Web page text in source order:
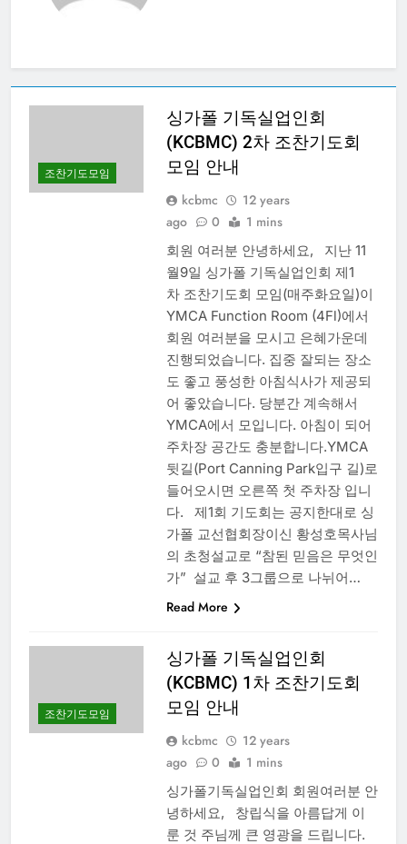
1 Year Ago
조찬기도모임
싱가폴 기독실업인회
(KCBMC) 2차 조찬기도회
모임 안내
kcbmc
12 years
ago
0 1 mins
회원 여러분 안녕하세요, 지난 11
월9일 싱가폴 기독실업인회 제1
차 조찬기도회 모임(매주화요일)이
YMCA Function Room (4Fl)에서
회원 여러분을 모시고 은혜가운데
진행되었습니다. 집중 잘되는 장소
도 좋고 풍성한 아침식사가 제공되
어 좋았습니다. 당분간 계속해서
YMCA에서 모입니다. 아침이 되어
주차장 공간도 충분합니다.YMCA
뒷길(Port Canning Park입구 길)로
들어오시면 오른쪽 첫 주차장 입니
다. 제1회 기도회는 공지한대로 싱
가폴 교선협회장이신 황성호목사님
의 초청설교로 “참된 믿음은 무엇인
가” 설교 후 3그룹으로 나뉘어…
Read More
조찬기도모임
싱가폴 기독실업인회
(KCBMC) 1차 조찬기도회
모임 안내
kcbmc
12 years
ago
0 1 mins
싱가폴기독실업인회 회원여러분 안
녕하세요, 창립식을 아름답게 이
룬 것 주님께 큰 영광을 드립니다.